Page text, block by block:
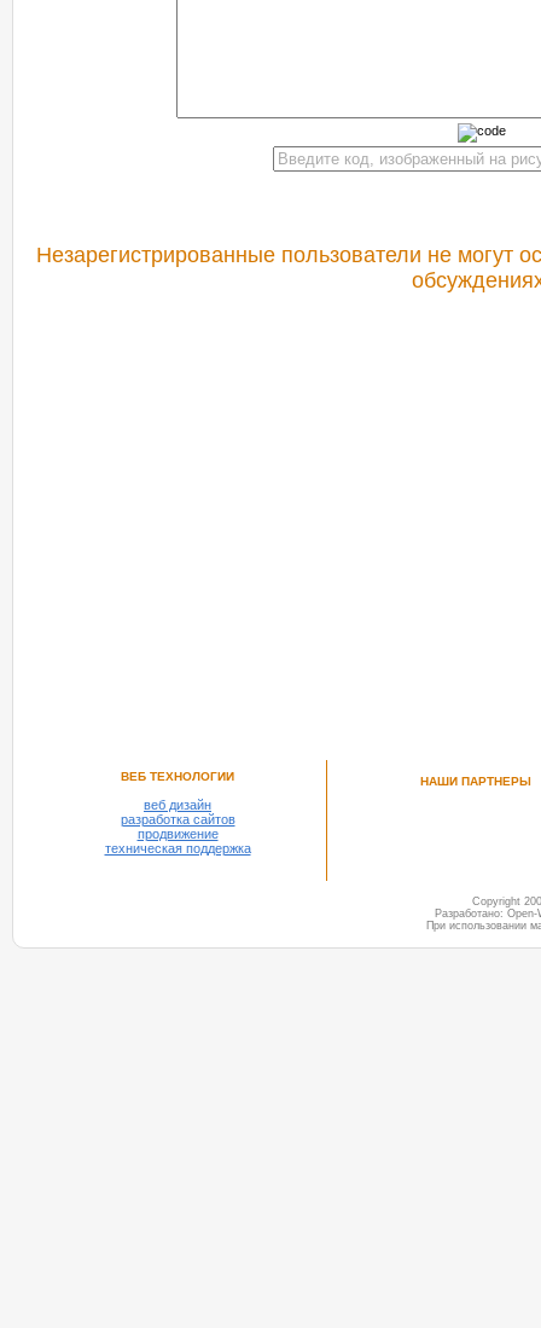
Незарегистрированные пользователи не могут
ВЕБ ТЕХНОЛОГИИ
веб дизайн
разработка сайтов
продвижение
техническая поддержка
НАШИ ПАРТНЕРЫ
Copyright
Разработано:
При использовании